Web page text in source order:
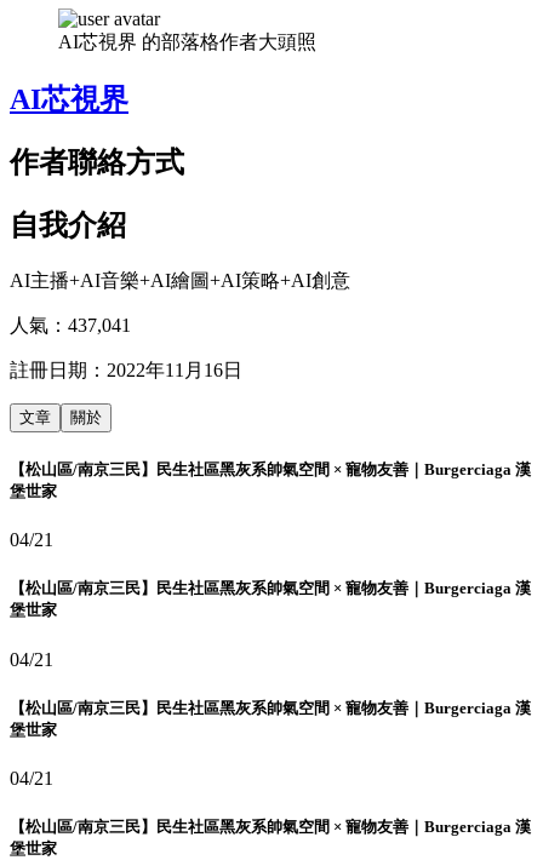
AI芯視界 的部落格作者大頭照
AI芯視界
作者聯絡方式
自我介紹
AI主播+AI音樂+AI繪圖+AI策略+AI創意
人氣： 437,041
註冊日期： 2022年11月16日
文章 關於
【松山區/南京三民】民生社區黑灰系帥氣空間 × 寵物友善｜Burgerciaga 漢
堡世家
04/21
【松山區/南京三民】民生社區黑灰系帥氣空間 × 寵物友善｜Burgerciaga 漢
堡世家
04/21
【松山區/南京三民】民生社區黑灰系帥氣空間 × 寵物友善｜Burgerciaga 漢
堡世家
04/21
【松山區/南京三民】民生社區黑灰系帥氣空間 × 寵物友善｜Burgerciaga 漢
堡世家